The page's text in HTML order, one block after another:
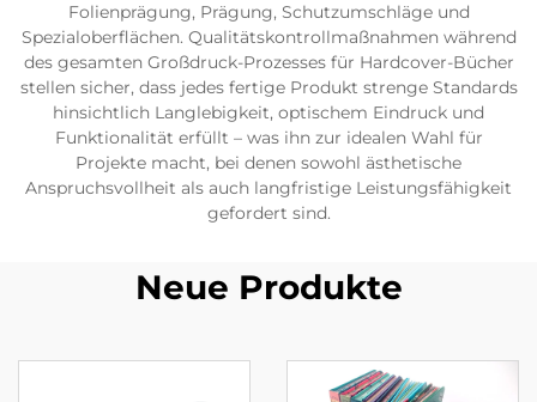
Folienprägung, Prägung, Schutzumschläge und
Spezialoberflächen. Qualitätskontrollmaßnahmen während
des gesamten Großdruck-Prozesses für Hardcover-Bücher
stellen sicher, dass jedes fertige Produkt strenge Standards
hinsichtlich Langlebigkeit, optischem Eindruck und
Funktionalität erfüllt – was ihn zur idealen Wahl für
Projekte macht, bei denen sowohl ästhetische
Anspruchsvollheit als auch langfristige Leistungsfähigkeit
gefordert sind.
Neue Produkte